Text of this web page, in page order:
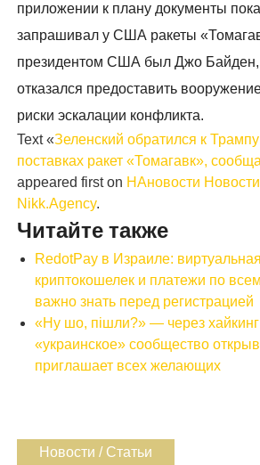
приложении к плану документы
запрашивал у США ракеты
президентом США был Джо Байден,
отказался предоставить
риски эскалации конфликта.
Text «Зеленский обратился к
поставках ракет «Томагавк»,
appeared first on НАновости
Nikk.Agency.
Читайте также
RedotPay в Израиле:
криптокошелек и платежи по
важно знать перед регистрацией
«Ну шо, пішли?» — через
«украинское» сообщество
приглашает всех желающих
Новости / Статьи